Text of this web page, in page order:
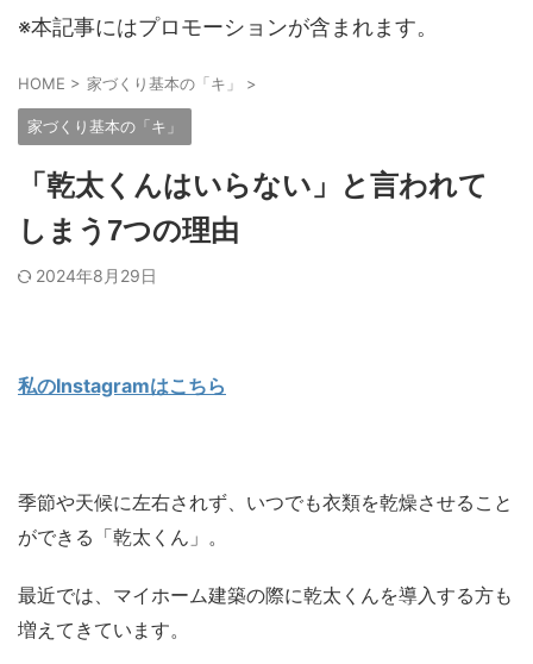
※本記事にはプロモーションが含まれます。
HOME > 家づくり基本の「キ」 >
家づくり基本の「キ」
「乾太くんはいらない」と言われて
しまう7つの理由
2024年8月29日
私のInstagramはこちら
季節や天候に左右されず、いつでも衣類を乾燥させること
ができる「乾太くん」。
最近では、マイホーム建築の際に乾太くんを導入する方も
増えてきています。